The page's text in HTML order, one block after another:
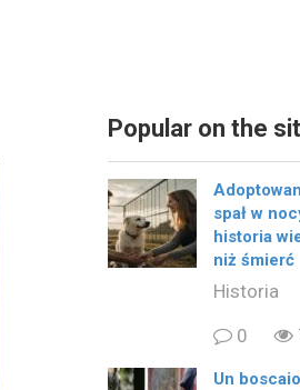
Popular on the
spał w
historia
niż śmierć
Historia
0
Un